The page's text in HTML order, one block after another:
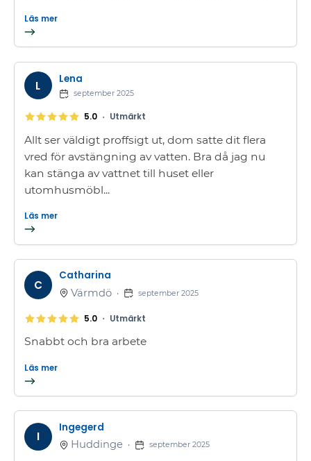
Läs mer
L Lena
september 2025
5.0 • Utmärkt
Allt ser väldigt proffsigt ut, dom satte dit flera
vred för avstängning av vatten. Bra då jag nu
kan stänga av vattnet till huset eller
utomhusmöbl...
Läs mer
C
Catharina
Värmdö • september 2025
5.0 • Utmärkt
Snabbt och bra arbete
Läs mer
I
Ingegerd
Huddinge • september 2025